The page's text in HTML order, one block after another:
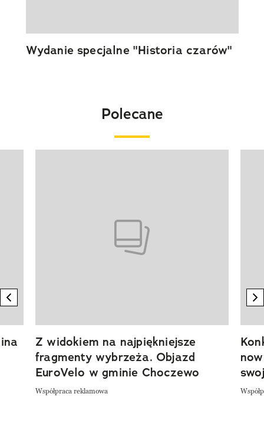
Wydanie specjalne "Historia czarów"
Polecane
previous element
Z widokiem na najpiękniejsze
fragmenty wybrzeża. Objazd
EuroVelo w gminie Choczewo
Współpraca reklamowa